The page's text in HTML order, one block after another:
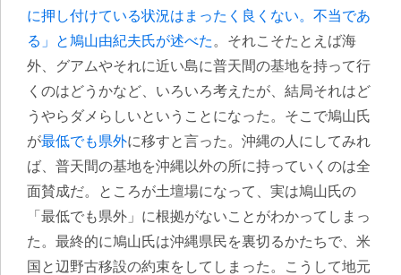
に押し付けている状況はまったく良くない。不当であ
る」と鳩山由紀夫氏が述べた 。それこそたとえば海
外、グアムやそれに近い島に普天間の基地を持って行
くのはどうかなど、いろいろ考えたが、結局それはど
うやらダメらしいということになった。そこで鳩山氏
が最低でも県外に移すと言った。沖縄の人にしてみれ
ば、普天間の基地を沖縄以外の所に持っていくのは全
面賛成だ。ところが土壇場になって、実は鳩山氏の
「最低でも県外」に根拠がないことがわかってしまっ
た。最終的に鳩山氏は沖縄県民を裏切るかたちで、米
国と辺野古移設の約束をしてしまった。こうして地元